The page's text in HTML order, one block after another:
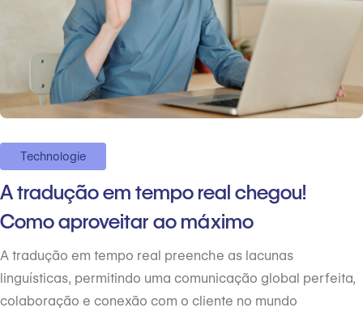
Technologie
A tradução em tempo real chegou!
Como aproveitar ao máximo
A tradução em tempo real preenche as lacunas
linguísticas, permitindo uma comunicação global perfeita,
colaboração e conexão com o cliente no mundo